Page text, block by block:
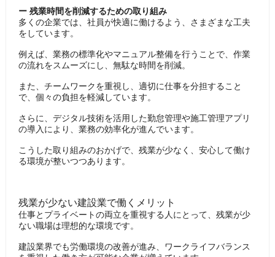
ー ​残業時間を削減するための取り組み
多くの企業では、社員が快適に働けるよう、さまざまな工夫
をしています。
例えば、業務の標準化やマニュアル整備を行うことで、作業
の流れをスムーズにし、無駄な時間を削減。
また、チームワークを重視し、適切に仕事を分担すること
で、個々の負担を軽減しています。
さらに、デジタル技術を活用した勤怠管理や施工管理アプリ
の導入により、業務の効率化が進んでいます。
こうした取り組みのおかげで、残業が少なく、安心して働け
る環境が整いつつあります。
残業が少ない建設業で働くメリット
仕事とプライベートの両立を重視する人にとって、残業が少
ない職場は理想的な環境です。
建設業界でも労働環境の改善が進み、ワークライフバランス